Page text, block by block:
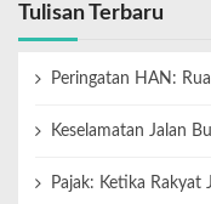
Tulisan Terbaru
Peringatan HAN:
Keselamatan Jalan
Pajak: Ketika Rakyat